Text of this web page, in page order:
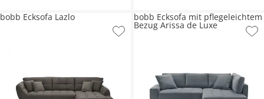
bobb Ecksofa Lazlo bobb Ecksofa mit pflegeleichtem
Bezug Arissa de Luxe